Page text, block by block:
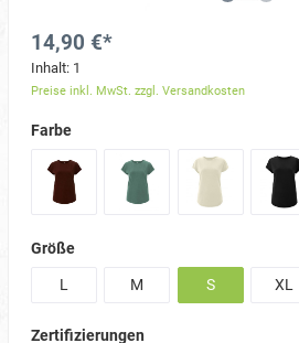
14,90 €*
Inhalt: 1
Preise inkl. MwSt. zzgl. Versandkosten
Farbe
Größe
L
M S XL
Zertifizierungen